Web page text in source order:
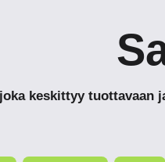
keskittyy tuottavaan